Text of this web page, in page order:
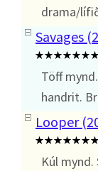
drama/
Savages
Töff
handrit.
Looper
Kúl